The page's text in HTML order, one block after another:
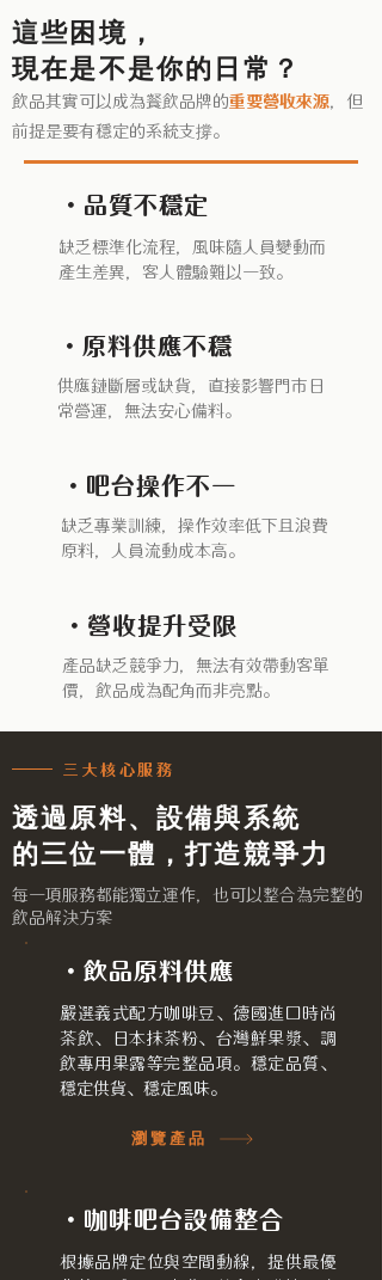
這些困境，
​現在是不是你的日常？
飲品其實可以成為餐飲品牌的重要營收來源，但
前提是要有穩定的系統支撐。
・品質不穩定
缺乏標準化流程，風味隨人員變動而
產生差異，客人體驗難以一致。
・原料供應不穩
供應鏈斷層或缺貨，直接影響門市日
常營運，無法安心備料。
・吧台操作不一
缺乏專業訓練，操作效率低下且浪費
原料，人員流動成本高。
・營收提升受限
產品缺乏競爭力，無法有效帶動客單
價，飲品成為配角而非亮點。
三大核心服務
透過原料、設備與系統
的三位一體，打造競爭力
每一項服務都能獨立運作，也可以整合為完整的
飲品解決方案
・飲品原料供應
嚴選義式配方咖啡豆、德國進口時尚
茶飲、日本抹茶粉、台灣鮮果漿、調
飲專用果露等完整品項。穩定品質、
穩定供貨、穩定風味。
瀏覽產品
・咖啡吧台設備整合
根據品牌定位與空間動線，提供最優